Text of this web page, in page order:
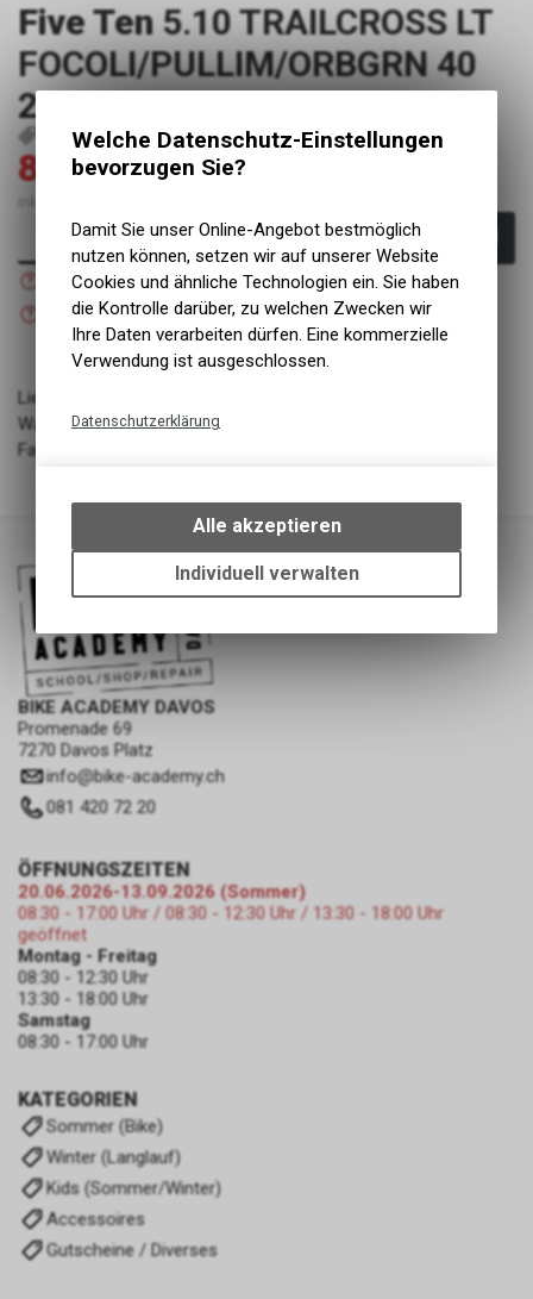
Five Ten 5.10 TRAILCROSS LT
FOCOLI/PULLIM/ORBGRN 40
2/3
4065419834093
80.00CHF160.00
In den Warenkorb
Nicht verfügbar
Versand
Nicht verfügbar
Abholung BIKE ACADEMY DAVOS
Lieferant: Adidas
Warengruppe: Bekleidung - Schuhe
Farbe: FOCOLI/PULLIM/ORBGRN
BIKE ACADEMY DAVOS
Promenade 69
7270 Davos Platz
info@bike-academy.ch
081 420 72 20
KATEGORIEN
Sommer (Bike)
Winter (Langlauf)
Kids (Sommer/Winter)
Accessoires
Gutscheine / Diverses
ÖFFNUNGSZEITEN
20.06.2026-13.09.2026 (Sommer)
08:30 - 17:00 Uhr / 08:30 - 12:30 Uhr / 13:30 - 18:00 Uhr
geöffnet
Montag - Freitag
08:30 - 12:30 Uhr
13:30 - 18:00 Uhr
Samstag
08:30 - 17:00 Uhr
Welche Datenschutz-Einstellungen
bevorzugen Sie?
Damit Sie unser Online-Angebot bestmöglich
nutzen können, setzen wir auf unserer Website
Cookies und ähnliche Technologien ein. Sie haben
die Kontrolle darüber, zu welchen Zwecken wir
Ihre Daten verarbeiten dürfen. Eine kommerzielle
Verwendung ist ausgeschlossen.
Datenschutzerklärung
bestimmte Interaktionen und
Einstellungen auf Ihrem Gerät,
um die grundlegenden
Funktionen unseres Online-
des Warenkorbs, zu
ermöglichen. Bitte beachten Sie,
dass die gespeicherten Daten
keinerlei Rückschlüsse auf Ihre
zulassen.
Alle akzeptieren
Individuell verwalten